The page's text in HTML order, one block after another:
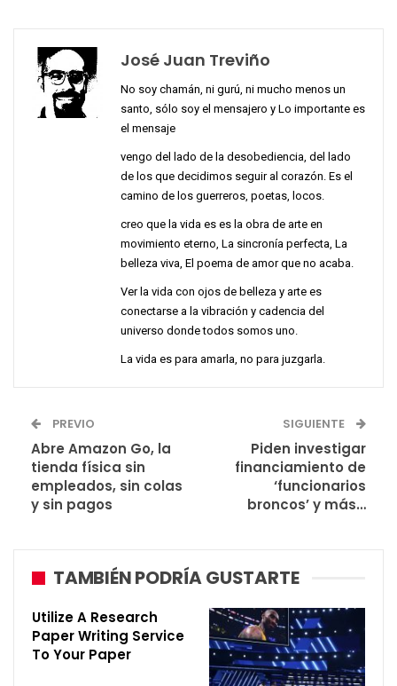
José Juan Treviño
No soy chamán, ni gurú, ni mucho menos un
santo, sólo soy el mensajero y Lo importante es
el mensaje
vengo del lado de la desobediencia, del lado
de los que decidimos seguir al corazón. Es el
camino de los guerreros, poetas, locos.
creo que la vida es es la obra de arte en
movimiento eterno, La sincronía perfecta, La
belleza viva, El poema de amor que no acaba.
Ver la vida con ojos de belleza y arte es
conectarse a la vibración y cadencia del
universo donde todos somos uno.
La vida es para amarla, no para juzgarla.
PREVIO
Abre Amazon Go, la
tienda física sin
empleados, sin colas
y sin pagos
SIGUIENTE
Piden investigar
financiamiento de
‘funcionarios
broncos’ y más…
TAMBIÉN PODRÍA GUSTARTE
Utilize A Research
Paper Writing Service
To Your Paper